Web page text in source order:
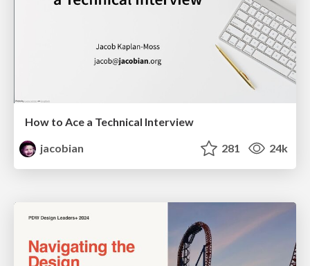
How to Ace a Technical Interview
jacobian
281 24k